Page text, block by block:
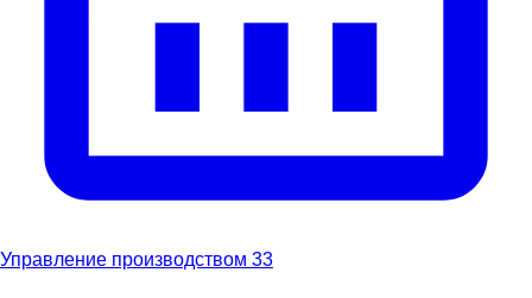
Управление производством 33